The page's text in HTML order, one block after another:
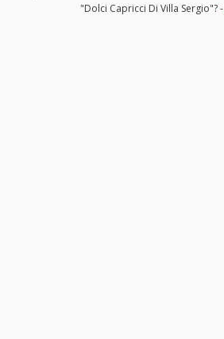
"Dolci Capricci Di Villa Sergio"? -